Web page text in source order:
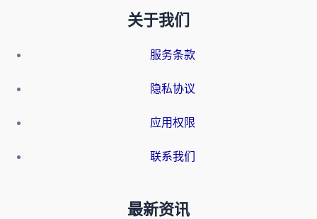
关于我们
服务条款
隐私协议
应用权限
联系我们
最新资讯